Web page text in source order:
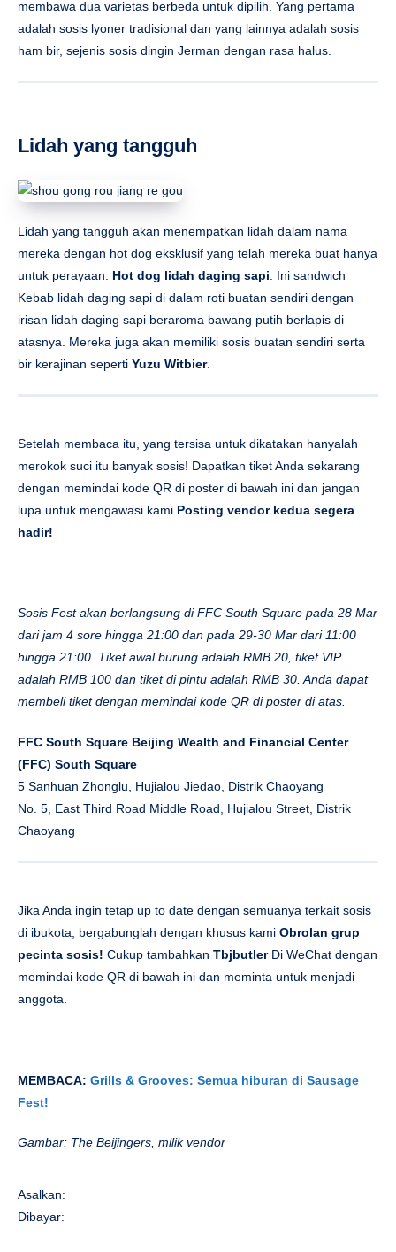
membawa dua varietas berbeda untuk dipilih. Yang pertama
adalah sosis lyoner tradisional dan yang lainnya adalah sosis
ham bir, sejenis sosis dingin Jerman dengan rasa halus.
Lidah yang tangguh
Lidah yang tangguh akan menempatkan lidah dalam nama
mereka dengan hot dog eksklusif yang telah mereka buat hanya
untuk perayaan: Hot dog lidah daging sapi . Ini sandwich
Kebab lidah daging sapi di dalam roti buatan sendiri dengan
irisan lidah daging sapi beraroma bawang putih berlapis di
atasnya. Mereka juga akan memiliki sosis buatan sendiri serta
bir kerajinan seperti Yuzu Witbier.
Setelah membaca itu, yang tersisa untuk dikatakan hanyalah
merokok suci itu banyak sosis! Dapatkan tiket Anda sekarang
dengan memindai kode QR di poster di bawah ini dan jangan
lupa untuk mengawasi kami Posting vendor kedua segera
hadir!
Sosis Fest akan berlangsung di FFC South Square pada 28 Mar
dari jam 4 sore hingga 21:00 dan pada 29-30 Mar dari 11:00
hingga 21:00. Tiket awal burung adalah RMB 20, tiket VIP
adalah RMB 100 dan tiket di pintu adalah RMB 30. Anda dapat
membeli tiket dengan memindai kode QR di poster di atas.
FFC South Square Beijing Wealth and Financial Center
(FFC) South Square
5 Sanhuan Zhonglu, Hujialou Jiedao, Distrik Chaoyang
No. 5, East Third Road Middle Road, Hujialou Street, Distrik
Chaoyang
Jika Anda ingin tetap up to date dengan semuanya terkait sosis
di ibukota, bergabunglah dengan khusus kami Obrolan grup
pecinta sosis! Cukup tambahkan TbjbutlerDi WeChat dengan
memindai kode QR di bawah ini dan meminta untuk menjadi
anggota.
MEMBACA: Grills & Grooves: Semua hiburan di Sausage
Fest!
Gambar: The Beijingers, milik vendor
Asalkan:
Dibayar: